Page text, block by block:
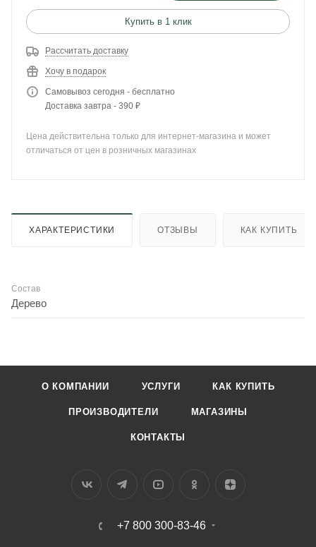
Купить в 1 клик
Рассчитать доставку
Хочу в подарок
Самовывоз сегодня - бесплатно
Доставка завтра - 390 ₽
Цена действительна только для интернет-магазина и может
отличаться от цен в розничных магазинах
ХАРАКТЕРИСТИКИ ОТЗЫВЫ КАК КУПИТЬ
Состав
Дерево
О КОМПАНИИ УСЛУГИ КАК КУПИТЬ
ПРОИЗВОДИТЕЛИ МАГАЗИНЫ
КОНТАКТЫ
+7 800 300-83-46